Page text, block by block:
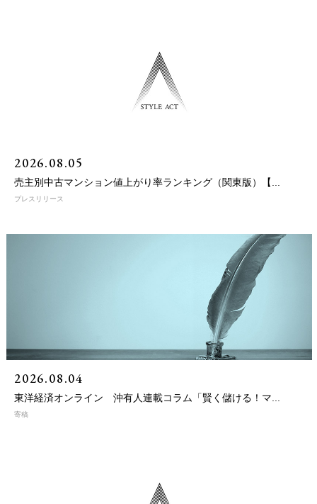
2026.08.05
売主別中古マンション値上がり率ランキング（関東版）【...
プレスリリース
2026.08.04
東洋経済オンライン 沖有人連載コラム「賢く儲ける！マ...
寄稿